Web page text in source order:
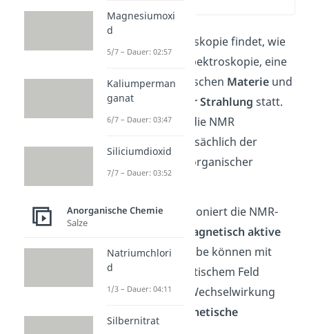
Bei der NMR Spektroskopie findet, wie
bei allen Arten der Spektroskopie, eine
Wechselwirkung zwischen Materie und
elektromagnetischer Strahlung statt.
In der Chemie dient die NMR
Spektroskopie hauptsächlich der
Strukturaufklärung organischer
Verbindungen.
Einfach gesagt funktioniert die NMR-
Spektroskopie so:
Magnetisch aktive
Atomkerneeiner Probe können mit
einem elektromagnetischem Feld
wechselwirken. Die Wechselwirkung
magnetische
Magnesiumoxi
d
5/7 – Dauer: 02:57
Kaliumperman
ganat
6/7 – Dauer: 03:47
Siliciumdioxid
7/7 – Dauer: 03:52
Anorganische Chemie
Salze
Natriumchlori
d
1/3 – Dauer: 04:11
Silbernitrat